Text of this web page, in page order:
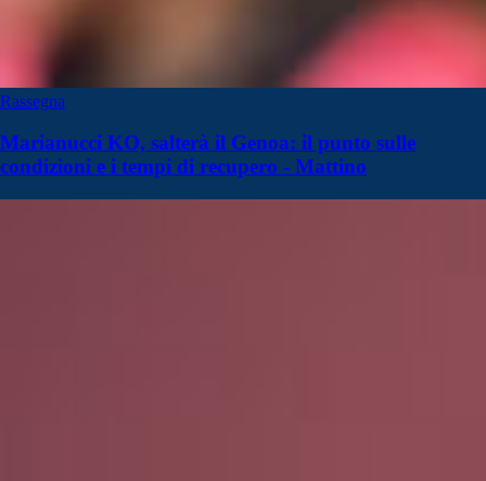
Rassegna
Marianucci KO, salterà il Genoa: il punto sulle
condizioni e i tempi di recupero - Mattino